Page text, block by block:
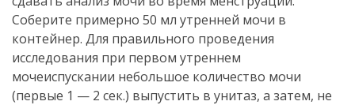
Соберите примерно 50 мл утренней мочи в
контейнер. Для правильного проведения
исследования при первом утреннем
мочеиспускании небольшое количество мочи
(первые 1 — 2 сек.) выпустить в унитаз, а затем, не